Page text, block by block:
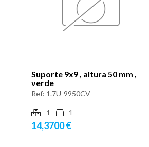
Suporte 9x9 , altura 50 mm ,
verde
Ref: 1.7U-9950CV
1 1
14,3700 €